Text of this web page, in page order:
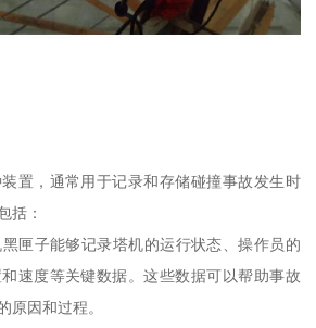
置，通常用于记录和存储碰撞事故发生时
括：
匣子能够记录塔机的运行状态、操作员的
速度等关键数据。这些数据可以帮助事故
原因和过程。